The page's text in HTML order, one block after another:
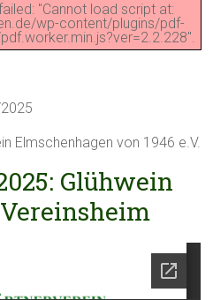
"Cannot load script at:
wp-content/plugins/pdf-
Elmschenhagen von 1946 e.V.
Glühwein